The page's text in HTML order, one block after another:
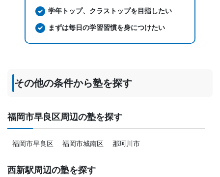
学年トップ、クラストップを目指したい
まずは毎日の学習習慣を身につけたい
その他の条件から塾を探す
福岡市早良区周辺の塾を探す
福岡市早良区 福岡市城南区 那珂川市
西新駅周辺の塾を探す